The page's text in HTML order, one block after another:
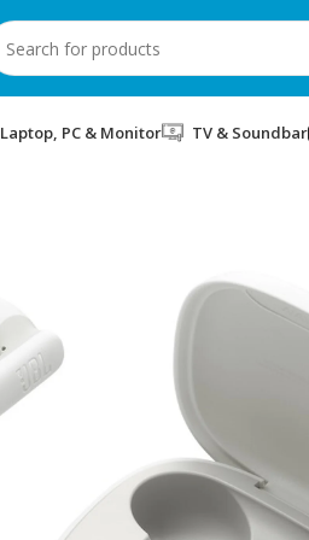
Laptop, PC & Monitor TV & Soundbar